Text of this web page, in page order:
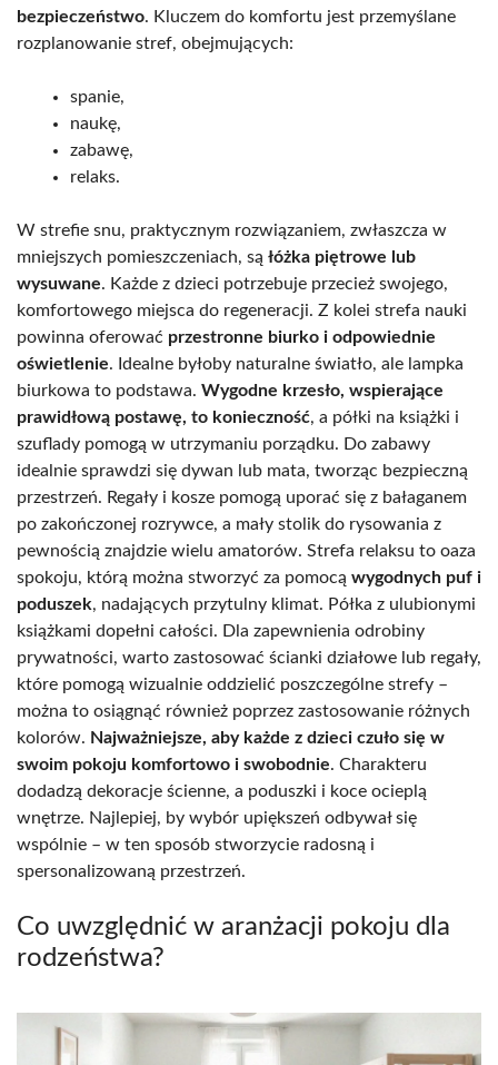
bezpieczeństwo. Kluczem do komfortu jest przemyślane
rozplanowanie stref, obejmujących:
spanie,
naukę,
zabawę,
relaks.
W strefie snu, praktycznym rozwiązaniem, zwłaszcza w
mniejszych pomieszczeniach, są łóżka piętrowe lub
wysuwane. Każde z dzieci potrzebuje przecież swojego,
komfortowego miejsca do regeneracji. Z kolei strefa nauki
powinna oferować przestronne biurko i odpowiednie
oświetlenie. Idealne byłoby naturalne światło, ale lampka
biurkowa to podstawa. Wygodne krzesło, wspierające
prawidłową postawę, to konieczność, a półki na książki i
szuflady pomogą w utrzymaniu porządku. Do zabawy
idealnie sprawdzi się dywan lub mata, tworząc bezpieczną
przestrzeń. Regały i kosze pomogą uporać się z bałaganem
po zakończonej rozrywce, a mały stolik do rysowania z
pewnością znajdzie wielu amatorów. Strefa relaksu to oaza
spokoju, którą można stworzyć za pomocą wygodnych puf i
poduszek, nadających przytulny klimat. Półka z ulubionymi
książkami dopełni całości. Dla zapewnienia odrobiny
prywatności, warto zastosować ścianki działowe lub regały,
które pomogą wizualnie oddzielić poszczególne strefy –
można to osiągnąć również poprzez zastosowanie różnych
kolorów. Najważniejsze, aby każde z dzieci czuło się w
swoim pokoju komfortowo i swobodnie. Charakteru
dodadzą dekoracje ścienne, a poduszki i koce ocieplą
wnętrze. Najlepiej, by wybór upiększeń odbywał się
wspólnie – w ten sposób stworzycie radosną i
spersonalizowaną przestrzeń.
Co uwzględnić w aranżacji pokoju dla
rodzeństwa?